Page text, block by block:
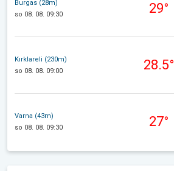
Burgas (28m)
so 08. 08. 09:30
29°
Kırklareli (230m)
so 08. 08. 09:00
28.5°
Varna (43m)
so 08. 08. 09:30
27°